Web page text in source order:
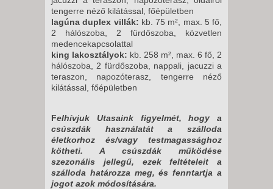
tengerre néző kilátással, főépületben
lagúna duplex villák: kb. 75 m², max. 5 fő,
2 hálószoba, 2 fürdőszoba, közvetlen
medencekapcsolattal
king lakosztályok: kb. 258 m², max. 6 fő, 2
hálószoba, 2 fürdőszoba, nappali, jacuzzi a
teraszon, napozóterasz, tengerre néző
kilátással, főépületben
Felhívjuk Utasaink figyelmét, hogy a
csúszdák használatát a szálloda
életkorhoz és/vagy testmagassághoz
kötheti. A csúszdák működése
szezonális jellegű, ezek feltételeit a
szálloda határozza meg, és fenntartja a
jogot azok módosítására.